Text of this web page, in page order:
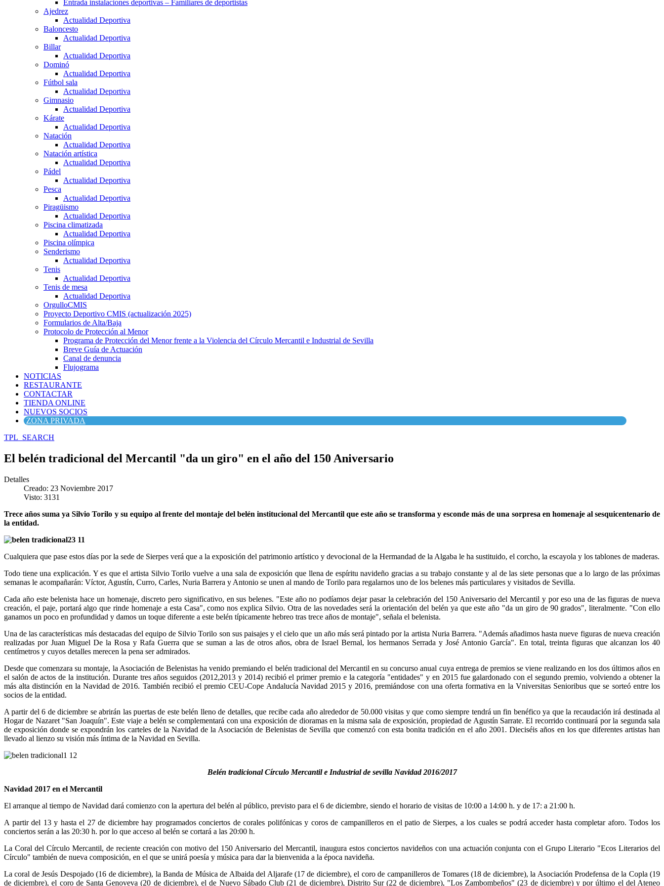
Entrada instalaciones deportivas – Familiares de deportistas
Ajedrez
Actualidad Deportiva
Baloncesto
Actualidad Deportiva
Billar
Actualidad Deportiva
Dominó
Actualidad Deportiva
Fútbol sala
Actualidad Deportiva
Gimnasio
Actualidad Deportiva
Kárate
Actualidad Deportiva
Natación
Actualidad Deportiva
Natación artística
Actualidad Deportiva
Pádel
Actualidad Deportiva
Pesca
Actualidad Deportiva
Piragüismo
Actualidad Deportiva
Piscina climatizada
Actualidad Deportiva
Piscina olímpica
Senderismo
Actualidad Deportiva
Tenis
Actualidad Deportiva
Tenis de mesa
Actualidad Deportiva
OrgulloCMIS
Proyecto Deportivo CMIS (actualización 2025)
Formularios de Alta/Baja
Protocolo de Protección al Menor
Programa de Protección del Menor frente a la Violencia del Círculo Mercantil e Industrial de Sevilla
Breve Guía de Actuación
Canal de denuncia
Flujograma
NOTICIAS
RESTAURANTE
CONTACTAR
TIENDA ONLINE
NUEVOS SOCIOS
ZONA PRIVADA
TPL_SEARCH
El belén tradicional del Mercantil "da un giro" en el año del 150 Aniversario
Detalles
Creado: 23 Noviembre 2017
Visto: 3131
Trece años suma ya Silvio Torilo y su equipo al frente del montaje del belén institucional del Mercantil que este año se transforma y esconde más de una sorpresa en homenaje al sesquicentenario de
la entidad.
Cualquiera que pase estos días por la sede de Sierpes verá que a la exposición del patrimonio artístico y devocional de la Hermandad de la Algaba le ha sustituido, el corcho, la escayola y los tablones de maderas.
Todo tiene una explicación. Y es que el artista Silvio Torilo vuelve a una sala de exposición que llena de espíritu navideño gracias a su trabajo constante y al de las siete personas que a lo largo de las próximas
semanas le acompañarán: Víctor, Agustín, Curro, Carles, Nuria Barrera y Antonio se unen al mando de Torilo para regalarnos uno de los belenes más particulares y visitados de Sevilla.
Cada año este belenista hace un homenaje, discreto pero significativo, en sus belenes. "Este año no podíamos dejar pasar la celebración del 150 Aniversario del Mercantil y por eso una de las figuras de nueva
creación, el paje, portará algo que rinde homenaje a esta Casa", como nos explica Silvio. Otra de las novedades será la orientación del belén ya que este año "da un giro de 90 grados", literalmente. "Con ello
ganamos un poco en profundidad y damos un toque diferente a este belén típicamente hebreo tras trece años de montaje", señala el belenista.
Una de las características más destacadas del equipo de Silvio Torilo son sus paisajes y el cielo que un año más será pintado por la artista Nuria Barrera. "Además añadimos hasta nueve figuras de nueva creación
realizadas por Juan Miguel De la Rosa y Rafa Guerra que se suman a las de otros años, obra de Israel Bernal, los hermanos Serrada y José Antonio García". En total, treinta figuras que alcanzan los 40
centímetros y cuyos detalles merecen la pena ser admirados.
Desde que comenzara su montaje, la Asociación de Belenistas ha venido premiando el belén tradicional del Mercantil en su concurso anual cuya entrega de premios se viene realizando en los dos últimos años en
el salón de actos de la institución. Durante tres años seguidos (2012,2013 y 2014) recibió el primer premio e la categoría "entidades" y en 2015 fue galardonado con el segundo premio, volviendo a obtener la
más alta distinción en la Navidad de 2016. También recibió el premio CEU-Cope Andalucía Navidad 2015 y 2016, premiándose con una oferta formativa en la Vniversitas Senioribus que se sorteó entre los
socios de la entidad.
A partir del 6 de diciembre se abrirán las puertas de este belén lleno de detalles, que recibe cada año alrededor de 50.000 visitas y que como siempre tendrá un fin benéfico ya que la recaudación irá destinada al
Hogar de Nazaret "San Joaquín". Este viaje a belén se complementará con una exposición de dioramas en la misma sala de exposición, propiedad de Agustín Sarrate. El recorrido continuará por la segunda sala
de exposición donde se expondrán los carteles de la Navidad de la Asociación de Belenistas de Sevilla que comenzó con esta bonita tradición en el año 2001. Dieciséis años en los que diferentes artistas han
llevado al lienzo su visión más íntima de la Navidad en Sevilla.
Belén tradicional Círculo Mercantil e Industrial de sevilla Navidad 2016/2017
Navidad 2017 en el Mercantil
El arranque al tiempo de Navidad dará comienzo con la apertura del belén al público, previsto para el 6 de diciembre, siendo el horario de visitas de 10:00 a 14:00 h. y de 17: a 21:00 h.
A partir del 13 y hasta el 27 de diciembre hay programados conciertos de corales polifónicas y coros de campanilleros en el patio de Sierpes, a los cuales se podrá acceder hasta completar aforo. Todos los
conciertos serán a las 20:30 h. por lo que acceso al belén se cortará a las 20:00 h.
La Coral del Círculo Mercantil, de reciente creación con motivo del 150 Aniversario del Mercantil, inaugura estos conciertos navideños con una actuación conjunta con el Grupo Literario "Ecos Literarios del
Círculo" también de nueva composición, en el que se unirá poesía y música para dar la bienvenida a la época navideña.
La coral de Jesús Despojado (16 de diciembre), la Banda de Música de Albaida del Aljarafe (17 de diciembre), el coro de campanilleros de Tomares (18 de diciembre), la Asociación Prodefensa de la Copla (19
de diciembre), el coro de Santa Genoveva (20 de diciembre), el de Nuevo Sábado Club (21 de diciembre), Distrito Sur (22 de diciembre), "Los Zambombeños" (23 de diciembre) y por último el del Ateneo